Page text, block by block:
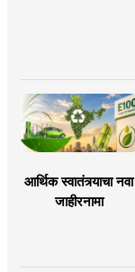
आर्थिक स्वातंत्र्याचा नवा
जाहीरनामा